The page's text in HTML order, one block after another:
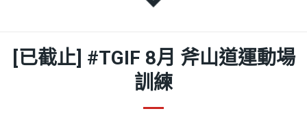
[已截止] #TGIF 8月 斧山道運動場
訓練